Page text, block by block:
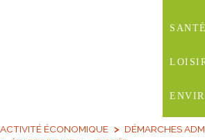
ACTIVITÉ ÉCONOMIQUE
DÉMARCHES